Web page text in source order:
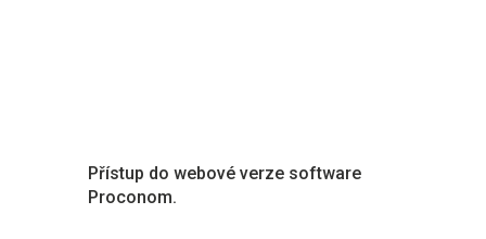
Přístup do webové verze software
Proconom.